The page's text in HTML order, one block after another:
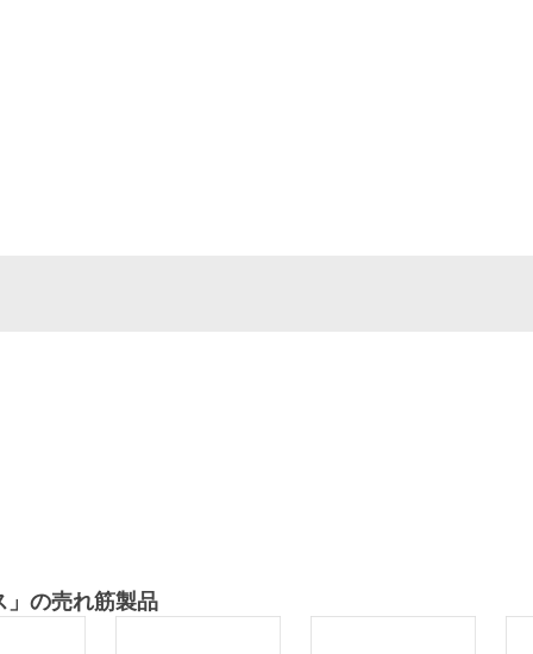
」の売れ筋製品